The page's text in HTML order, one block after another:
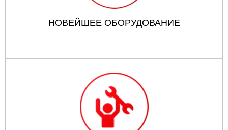
НОВЕЙШЕЕ ОБОРУДОВАНИЕ